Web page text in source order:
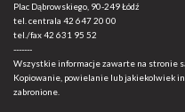
Plac Dąbrowskiego, 90-249 Łódź
tel. centrala 42 647 20 00
tel./fax42 631 95 52
-------
Wszystkie informacje zawarte na stronie
Kopiowanie, powielanie lub jakiekolwiek
zabronione.